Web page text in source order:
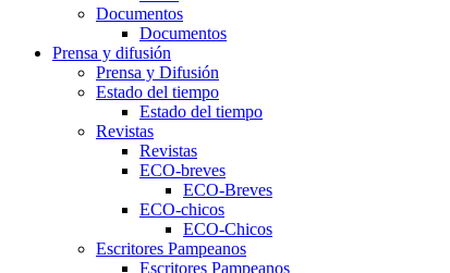
Documentos
Documentos
Prensa y difusión
Prensa y Difusión
Estado del tiempo
Estado del tiempo
Revistas
Revistas
ECO-breves
ECO-Breves
ECO-chicos
ECO-Chicos
Escritores Pampeanos
Escritores Pampeanos